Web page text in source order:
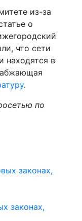
из-за
о
что сети
находятся в
.
по
законах,